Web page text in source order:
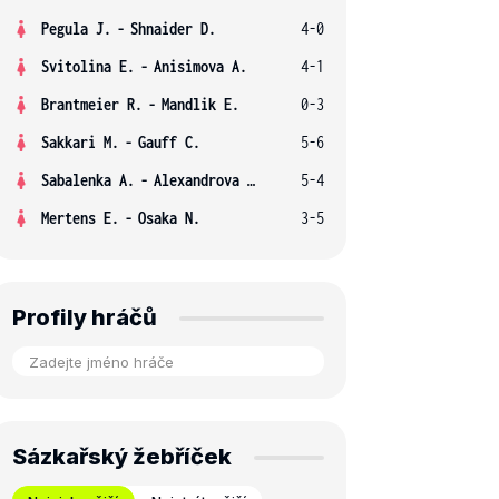
Pegula J. - Shnaider D.
4-0
Svitolina E. - Anisimova A.
4-1
Brantmeier R. - Mandlik E.
0-3
Sakkari M. - Gauff C.
5-6
Sabalenka A. - Alexandrova E.
5-4
Mertens E. - Osaka N. 3-5
Profily hráčů
Sázkařský žebříček